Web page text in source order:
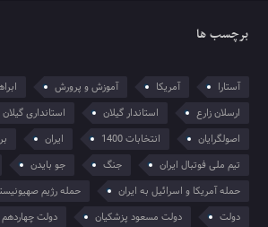
برچسب ها
آستارا آمریکا آموزش و پرورش
ارسلان زارع
استاندار گیلان استانداری گیلان
اصولگرایان
انتخابات 1400 ایران
تیم ملی فوتبال ایران
جنگ جو بایدن
حمله آمریکا و اسرائیل به ایران
حمله رژیم
دولت
دولت مسعود پزشکیان دولت چهاردهم